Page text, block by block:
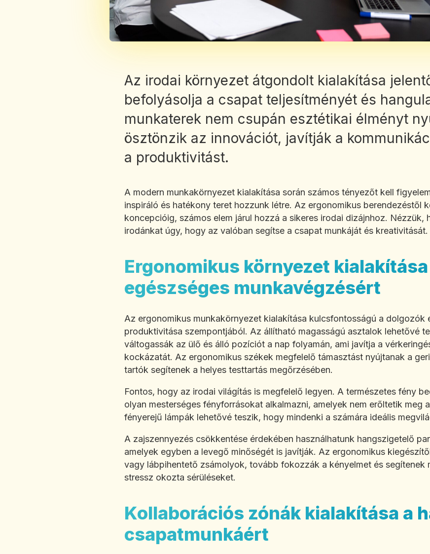
Az irodai környezet átgondolt kialakítása
befolyásolja a csapat teljesítményét és
munkaterek nem csupán esztétikai élményt
ösztönzik az innovációt, javítják a
a produktivitást.
A modern munkakörnyezet kialakítása során számos tényezőt kell
inspiráló és hatékony teret hozzunk létre. Az ergonomikus berendezéstől
koncepcióig, számos elem járul hozzá a sikeres irodai dizájnhoz. Nézzük,
irodánkat úgy, hogy az valóban segítse a csapat munkáját és kreativitását.
Ergonomikus környezet
egészséges munkavégzésért
Az ergonomikus munkakörnyezet kialakítása kulcsfontosságú a dolgozók
produktivitása szempontjából. Az állítható magasságú asztalok lehetővé
váltogassák az ülő és álló pozíciót a nap folyamán, ami javítja a
kockázatát. Az ergonomikus székek megfelelő támasztást nyújtanak a
tartók segítenek a helyes testtartás megőrzésében.
Fontos, hogy az irodai világítás is megfelelő legyen. A természetes fény
olyan mesterséges fényforrásokat alkalmazni, amelyek nem erőltetik meg
fényerejű lámpák lehetővé teszik, hogy mindenki a számára ideális
A zajszennyezés csökkentése érdekében használhatunk hangszigetelő
amelyek egyben a levegő minőségét is javítják. Az ergonomikus
vagy lábpihentető zsámolyok, tovább fokozzák a kényelmet és segítenek
stressz okozta sérüléseket.
Kollaborációs zónák kialakítása a
csapatmunkáért